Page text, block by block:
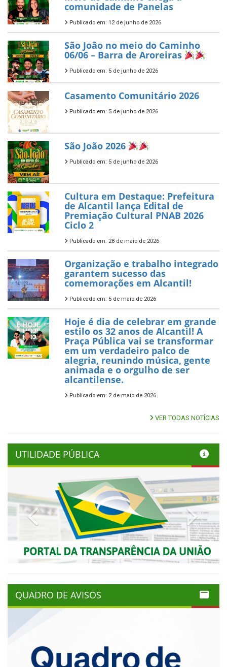
comunidade de Panelas
Publicado em: 12 de junho de 2026
São João no meio do Caminho
06/06 – Barra de Aroreiras
Publicado em: 5 de junho de 2026
Casamento Comunitário 2026
Publicado em: 5 de junho de 2026
São João 2026
Publicado em: 5 de junho de 2026
Cultura em Destaque: Prefeitura
de Alcantil lança Edital de
Premiação Cultural PNAB 2026
Ciclo 2
Publicado em: 28 de maio de 2026
Organização e trabalho integrado
garantem sucesso das
comemorações em Alcantil!
Publicado em: 5 de maio de 2026
Hoje é dia de celebrar em grande
estilo os 32 anos de Alcantil! A
Praça Pública vai se transformar
em um verdadeiro palco de
alegria, reunindo música, gente
animada e o orgulho de ser
alcantilense.
Publicado em: 2 de maio de 2026
VER TODAS NOTÍCIAS
UTILIDADE PÚBLICA
Previous Next
QUADRO DE AVISOS